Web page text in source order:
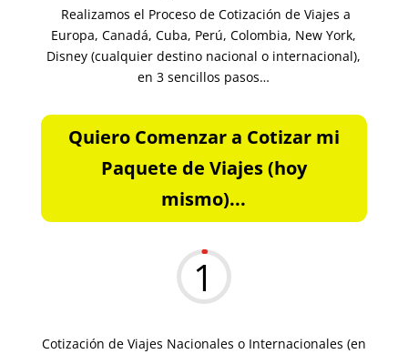
Realizamos el Proceso de Cotización de Viajes a
Europa, Canadá, Cuba, Perú, Colombia, New York,
Disney (cualquier destino nacional o internacional),
en 3 sencillos pasos…
Quiero Comenzar a Cotizar mi
Paquete de Viajes (hoy
mismo)...
1
Cotización de Viajes Nacionales o Internacionales (en